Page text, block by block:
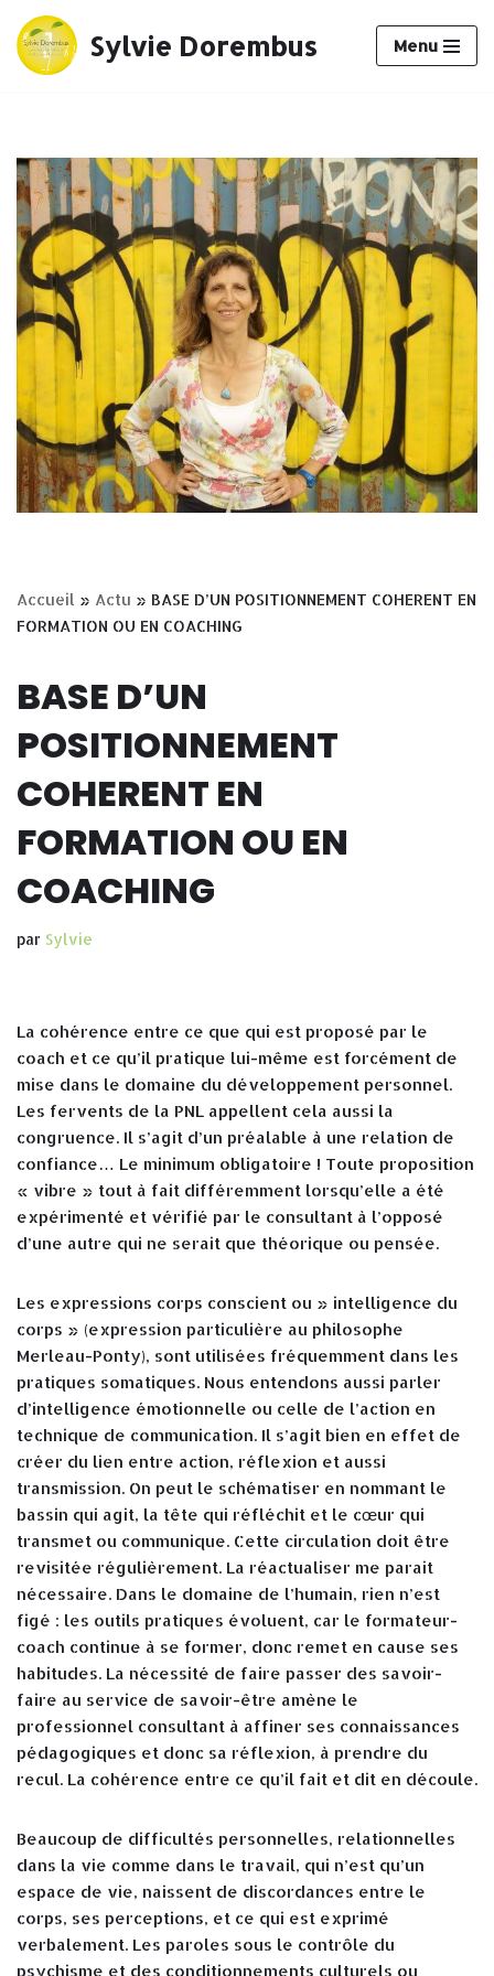
Aller
Sylvie Dorembus Menu
Accueil » Actu » BASE D’UN POSITIONNEMENT COHERENT EN
FORMATION OU EN COACHING
BASE D’UN
POSITIONNEMENT
COHERENT EN
FORMATION OU EN
COACHING
par Sylvie
La cohérence entre ce que qui est proposé par le
coach et ce qu’il pratique lui-même est forcément de
mise dans le domaine du développement personnel.
Les fervents de la PNL appellent cela aussi la
congruence. Il s’agit d’un préalable à une relation de
confiance… Le minimum obligatoire ! Toute proposition
« vibre » tout à fait différemment lorsqu’elle a été
expérimenté et vérifié par le consultant à l’opposé
d’une autre qui ne serait que théorique ou pensée.
Les expressions corps conscient ou » intelligence du
corps » (expression particulière au philosophe
Merleau-Ponty), sont utilisées fréquemment dans les
pratiques somatiques. Nous entendons aussi parler
d’intelligence émotionnelle ou celle de l’action en
technique de communication. Il s’agit bien en effet de
créer du lien entre action, réflexion et aussi
transmission. On peut le schématiser en nommant le
bassin qui agit, la tête qui réfléchit et le cœur qui
transmet ou communique. Cette circulation doit être
revisitée régulièrement. La réactualiser me parait
nécessaire. Dans le domaine de l’humain, rien n’est
figé : les outils pratiques évoluent, car le formateur-
coach continue à se former, donc remet en cause ses
habitudes. La nécessité de faire passer des savoir-
faire au service de savoir-être amène le
professionnel consultant à affiner ses connaissances
pédagogiques et donc sa réflexion, à prendre du
recul. La cohérence entre ce qu’il fait et dit en découle.
Beaucoup de difficultés personnelles, relationnelles
dans la vie comme dans le travail, qui n’est qu’un
espace de vie, naissent de discordances entre le
corps, ses perceptions, et ce qui est exprimé
verbalement. Les paroles sous le contrôle du
psychisme et des conditionnements culturels ou